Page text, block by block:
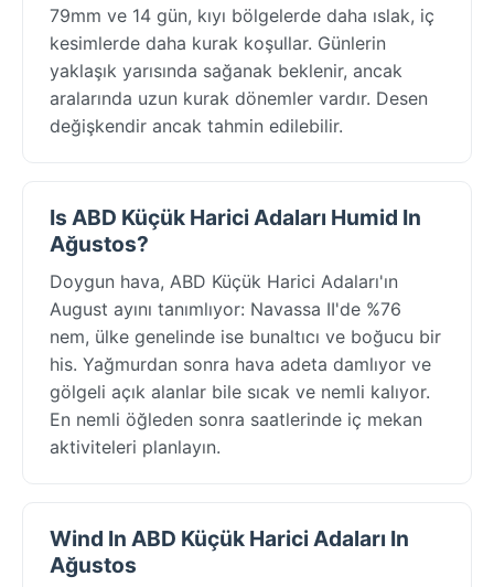
79mm ve 14 gün, kıyı bölgelerde daha ıslak, iç
kesimlerde daha kurak koşullar. Günlerin
yaklaşık yarısında sağanak beklenir, ancak
aralarında uzun kurak dönemler vardır. Desen
değişkendir ancak tahmin edilebilir.
Is ABD Küçük Harici Adaları Humid In
Ağustos?
Doygun hava, ABD Küçük Harici Adaları'ın
August ayını tanımlıyor: Navassa II'de %76
nem, ülke genelinde ise bunaltıcı ve boğucu bir
his. Yağmurdan sonra hava adeta damlıyor ve
gölgeli açık alanlar bile sıcak ve nemli kalıyor.
En nemli öğleden sonra saatlerinde iç mekan
aktiviteleri planlayın.
Wind In ABD Küçük Harici Adaları In
Ağustos